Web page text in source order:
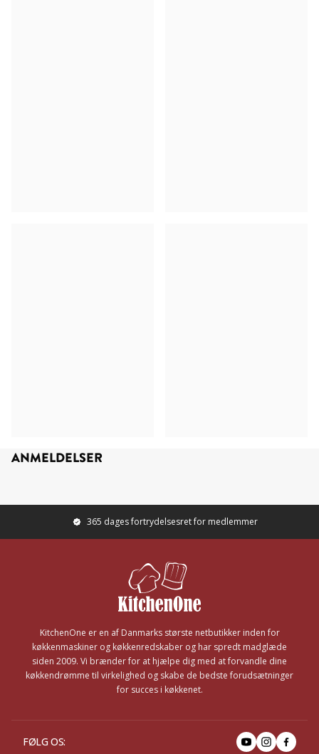
ANMELDELSER
365 dages fortrydelsesret for medlemmer
KitchenOne er en af Danmarks største netbutikker inden for
køkkenmaskiner og køkkenredskaber og har spredt madglæde
siden 2009. Vi brænder for at hjælpe dig med at forvandle dine
køkkendrømme til virkelighed og skabe de bedste forudsætninger
for succes i køkkenet.
FØLG OS: